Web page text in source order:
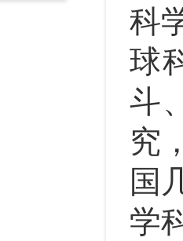
科
球
斗
究
国
学